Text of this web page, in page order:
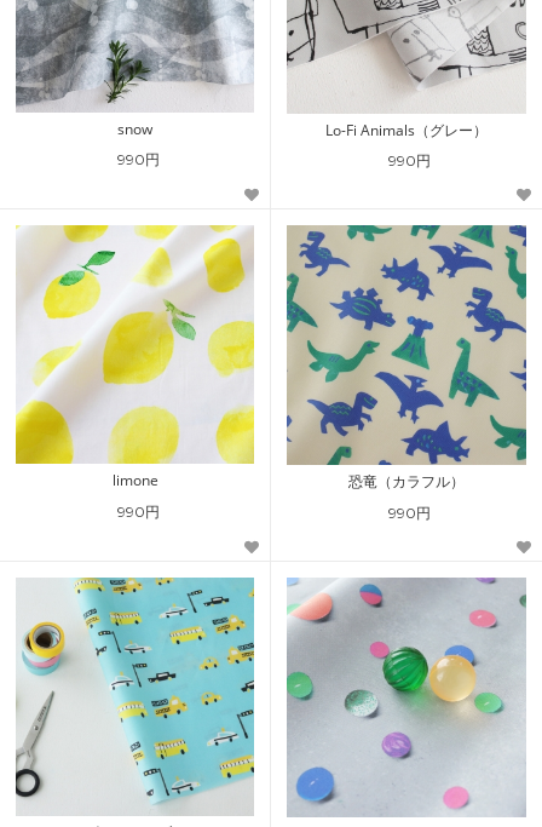
snow
990円
Lo-Fi Animals（グレー）
990円
limone
990円
恐竜（カラフル）
990円